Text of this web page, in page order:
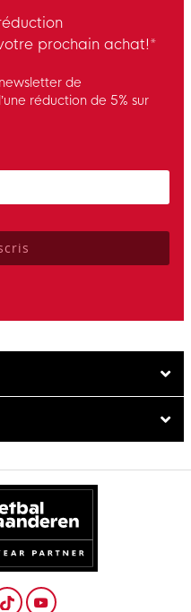
prochain achat!*
de
réduction de 5% sur
privacy policy to subscribe to